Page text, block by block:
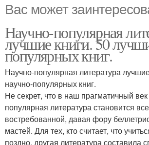
Вас может
Научно-популярная
лучшие книги. 50
популярных книг.
Научно-популярная литература
научно-популярных книг.
Не секрет, что в наш прагматичный
популярная литература становится
востребованной, давая фору
мастей. Для тех, кто считает, что
поздно, другая литература составила